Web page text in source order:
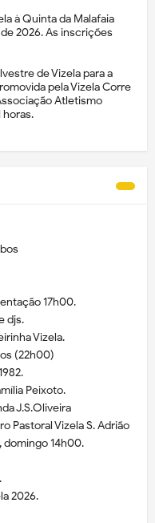
à Quinta da Malafaia
2026. As inscrições
de Vizela para a
pela Vizela Corre
Atletismo
horas.
17h00.
djs.
Vizela.
(22h00)
Peixoto.
J.S.Oliveira
Pastoral Vizela S. Adrião
domingo 14h00.
2026.